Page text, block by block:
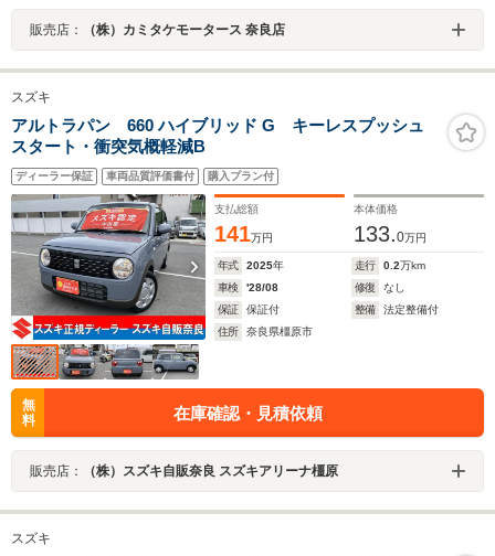
販売店： （株）カミタケモータース 奈良店
スズキ
アルトラパン 660 ハイブリッド G キーレスプッシュ
スタート・衝突気概軽減B
ディーラー保証 車両品質評価書付 購入プラン付
支払総額
141万円
本体価格
133.0万円
年式 2025年 走行 0.2万km
車検
'28/08 修復
なし
保証
保証付 整備
法定整備付
住所
奈良県橿原市
無
料
在庫確認・見積依頼
販売店： （株）スズキ自販奈良 スズキアリーナ橿原
スズキ